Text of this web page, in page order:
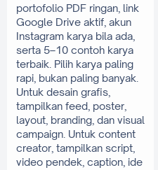
portofolio PDF ringan, link
Google Drive aktif, akun
Instagram karya bila ada,
serta 5–10 contoh karya
terbaik. Pilih karya paling
rapi, bukan paling banyak.
Untuk desain grafis,
tampilkan feed, poster,
layout, branding, dan visual
campaign. Untuk content
creator, tampilkan script,
video pendek, caption, ide